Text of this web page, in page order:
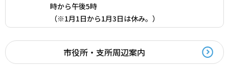
時から午後5時
（※1月1日から1月3日は休み。）
市役所・支所周辺案内